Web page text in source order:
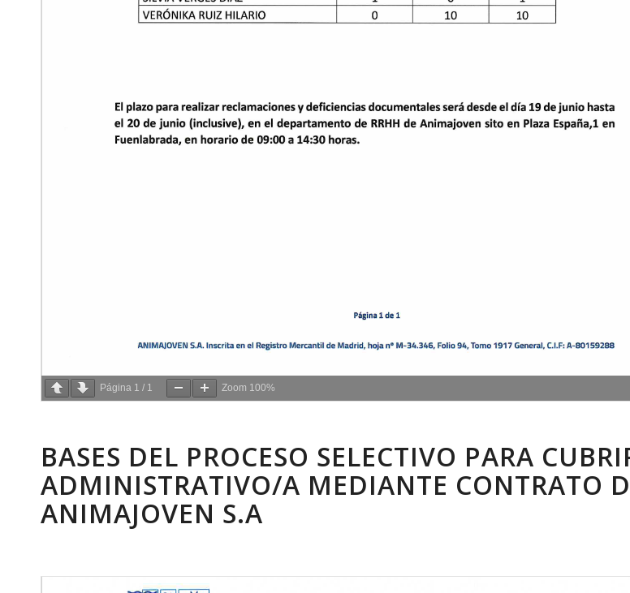
Página 1 / 1 Zoom 100%
BASES DEL PROCESO SELECTIVO PARA
ADMINISTRATIVO/A MEDIANTE CONTRATO
ANIMAJOVEN S.A